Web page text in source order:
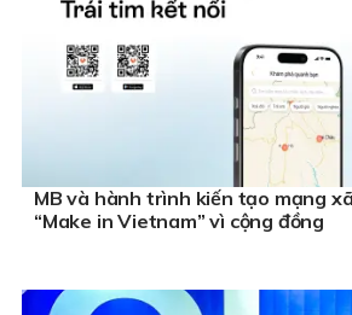
MB và hành trình kiến tạo mạng
“Make in Vietnam” vì cộng đồng